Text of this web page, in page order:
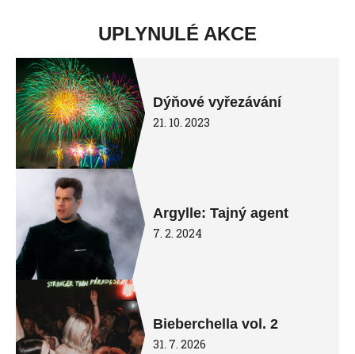
UPLYNULÉ AKCE
Dýňové vyřezávání
21. 10. 2023
Argylle: Tajný agent
7. 2. 2024
Bieberchella vol. 2
31. 7. 2026